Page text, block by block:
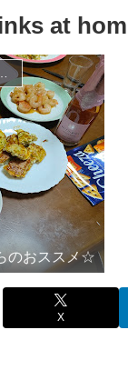
at
reviews
のおススメ☆
X